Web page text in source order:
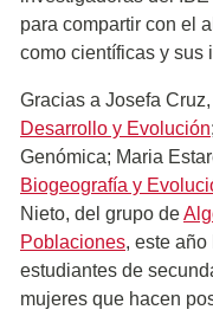
para compartir con el
como científicas y sus
Gracias a Josefa
Desarrollo y Evolución
Genómica; Maria
Biogeografía y
Nieto, del grupo de
Poblaciones, este
estudiantes de
mujeres que hacen